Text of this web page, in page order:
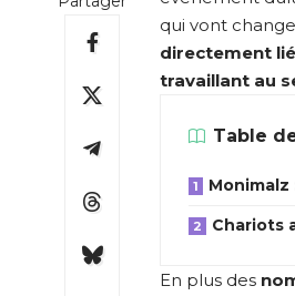
qui vont
directement
travaillant au
Table
Chariots
En plus des